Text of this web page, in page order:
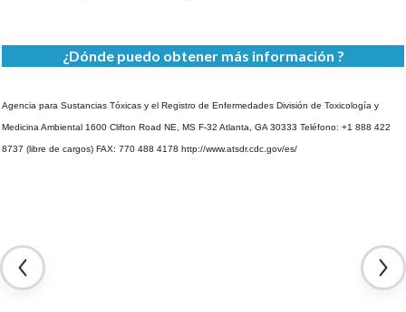
¿Dónde puedo obtener más información ?
Agencia para Sustancias Tóxicas y el Registro de Enfermedades División de Toxicología y
Medicina Ambiental 1600 Clifton Road NE, MS F-32 Atlanta, GA 30333 Teléfono: +1 888 422
8737 (libre de cargos) FAX: 770 488 4178 http://www.atsdr.cdc.gov/es/